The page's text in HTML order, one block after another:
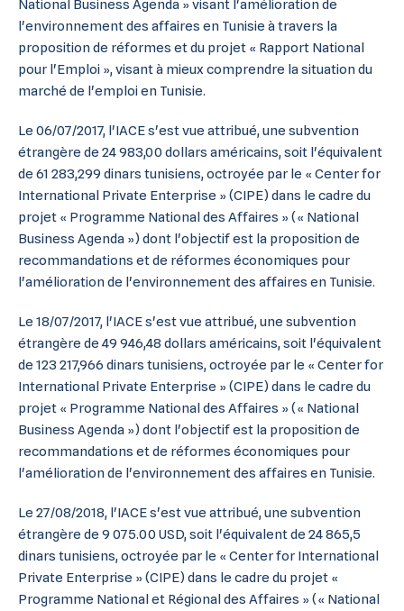
National Business Agenda » visant l'amélioration de
l'environnement des affaires en Tunisie à travers la
proposition de réformes et du projet « Rapport National
pour l'Emploi », visant à mieux comprendre la situation du
marché de l'emploi en Tunisie.
Le 06/07/2017, l'IACE s'est vue attribué, une subvention
étrangère de 24 983,00 dollars américains, soit l'équivalent
de 61 283,299 dinars tunisiens, octroyée par le « Center for
International Private Enterprise » (CIPE) dans le cadre du
projet « Programme National des Affaires » (« National
Business Agenda ») dont l'objectif est la proposition de
recommandations et de réformes économiques pour
l'amélioration de l'environnement des affaires en Tunisie.
Le 18/07/2017, l'IACE s'est vue attribué, une subvention
étrangère de 49 946,48 dollars américains, soit l'équivalent
de 123 217,966 dinars tunisiens, octroyée par le « Center for
International Private Enterprise » (CIPE) dans le cadre du
projet « Programme National des Affaires » (« National
Business Agenda ») dont l'objectif est la proposition de
recommandations et de réformes économiques pour
l'amélioration de l'environnement des affaires en Tunisie.
Le 27/08/2018, l'IACE s'est vue attribué, une subvention
étrangère de 9 075.00 USD, soit l'équivalent de 24 865,5
dinars tunisiens, octroyée par le « Center for International
Private Enterprise » (CIPE) dans le cadre du projet «
Programme National et Régional des Affaires » (« National